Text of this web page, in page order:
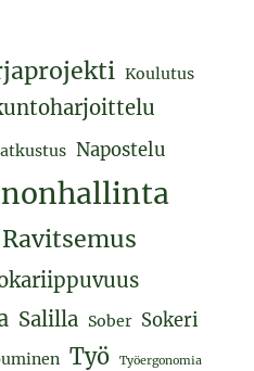
Koulutus
Napostelu
Ravitsemus
Salilla Sober Sokeri
Työ Työergonomia